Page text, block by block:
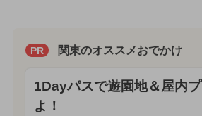
PR 関東のオススメおでかけ
1Dayパスで遊園地＆屋内
よ！